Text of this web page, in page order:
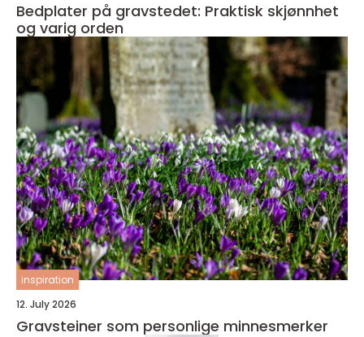
Bedplater på gravstedet: Praktisk skjønnhet
og varig orden
inspiration
12. July 2026
Gravsteiner som personlige minnesmerker